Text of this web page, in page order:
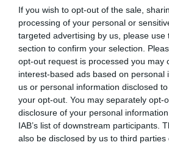
If you wish to opt-out of the sale,
processing of your personal or
targeted advertising by us, please use
section to confirm your selection.
opt-out request is processed you may
interest-based ads based on personal
us or personal information disclosed
your opt-out. You may separately opt-
disclosure of your personal
IAB’s list of downstream participants.
also be disclosed by us to third parties